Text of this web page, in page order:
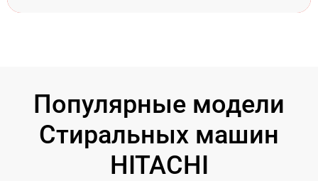
Популярные модели
Стиральных машин
HITACHI